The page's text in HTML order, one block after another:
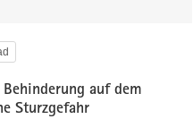
auf dem
Sturzgefahr